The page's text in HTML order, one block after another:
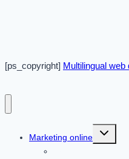
[ps_copyright] Multilingual web
Marketing online
Toggle